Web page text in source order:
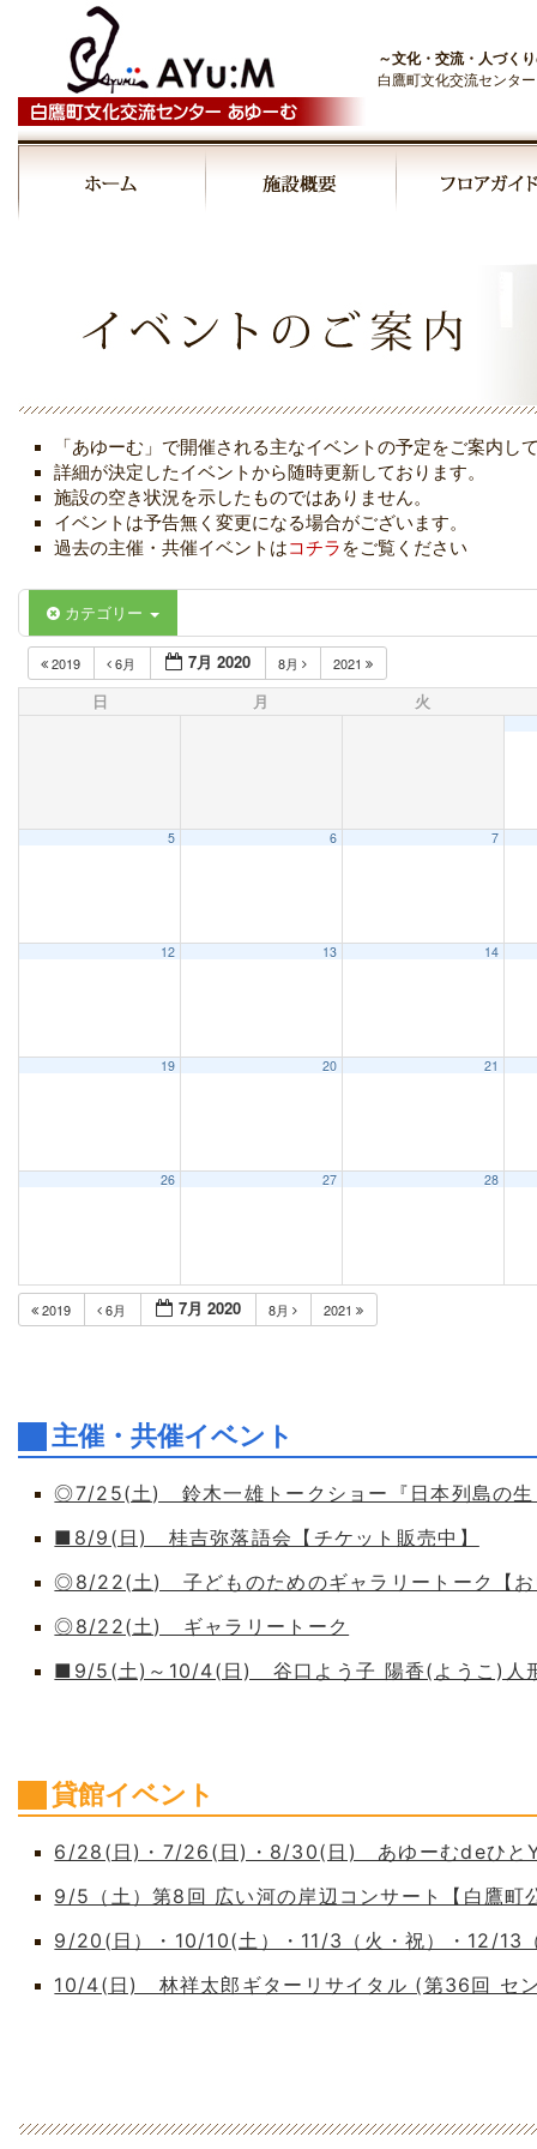
～文化・交流・人づく
白鷹町文化交流センタ
「あゆーむ」で開催される主なイベントの予定をご案内し
詳細が決定したイベントから随時更新しております。
施設の空き状況を示したものではありません。
イベントは予告無く変更になる場合がございます。
過去の主催・共催イベントはコチラ をご覧ください
カテゴリー
2019 6月 7月 2020 8月 2021
日 月 火
5 6 7
12 13 14
19 20 21
26 27 28
2019 6月 7月 2020 8月 2021
主催・共催イベント
◎7/25(土) 鈴木一雄トークショー『日本列島の生
■8/9(日) 桂吉弥落語会【チケット販売中】
◎8/22(土) 子どものためのギャラリートーク【お
◎8/22(土) ギャラリートーク
■9/5(土)～10/4(日) 谷口よう子 陽香(ようこ)人
貸館イベント
6/28(日)・7/26(日)・8/30(日) あゆーむdeひと
9/5（土）第8回 広い河の岸辺コンサート【白鷹町
9/20(日）・10/10(土）・11/3（火・祝）・12/
10/4(日) 林祥太郎ギターリサイタル (第36回 セ